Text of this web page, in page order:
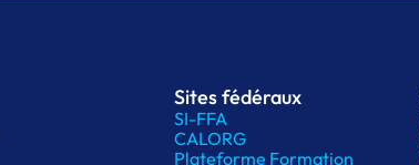
Sites fédéraux
SI-FFA
CALORG
Plateforme Formation